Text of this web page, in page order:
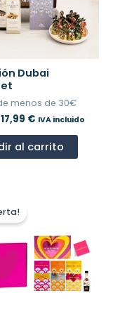
Dubai
menos de 30€
17,99 € IVA incluido
al carrito
precio
original
25,00 €.22,50 €.